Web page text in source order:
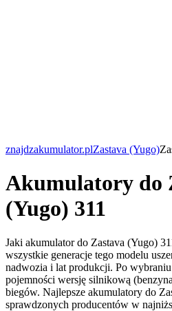
znajdzakumulator.plZastava (Yugo)
Akumulatory do
(Yugo) 311
Jaki akumulator do Zastava (Yugo)
wszystkie generacje tego modelu
nadwozia i lat produkcji. Po
pojemności wersję silnikową
biegów. Najlepsze akumulatory do
sprawdzonych producentów w